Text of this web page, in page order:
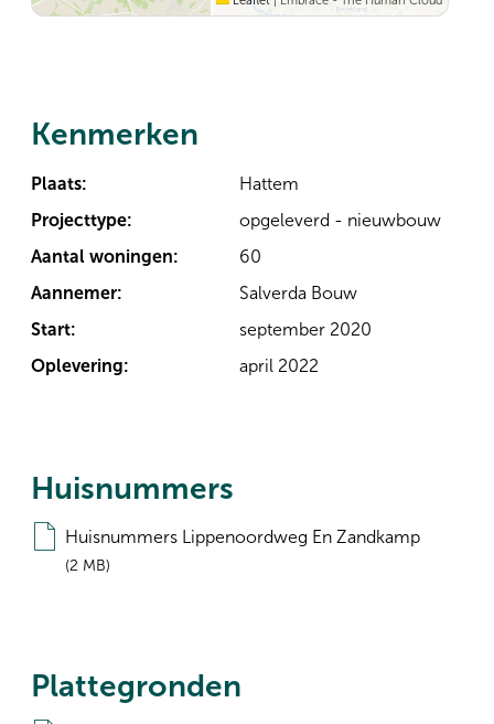
Kenmerken
Plaats:
Hattem
Projecttype:
opgeleverd - nieuwbouw
Aantal woningen:
60
Aannemer:
Salverda Bouw
Start:
september 2020
Oplevering:
april 2022
Huisnummers
Huisnummers Lippenoordweg En Zandkamp
2 MB
Plattegronden